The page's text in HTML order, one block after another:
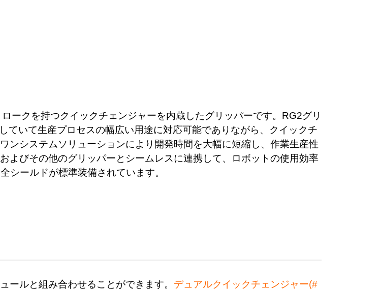
ークを持つクイックチェンジャーを内蔵したグリッパーです。RG2グリ
ていて生産プロセスの幅広い用途に対応可能でありながら、クイックチ
ンシステムソリューションにより開発時間を大幅に短縮し、作業生産性
よびその他のグリッパーとシームレスに連携して、ロボットの使用効率
シールドが標準装備されています。
ールと組み合わせることができます。 デュアルクイックチェンジャー(#